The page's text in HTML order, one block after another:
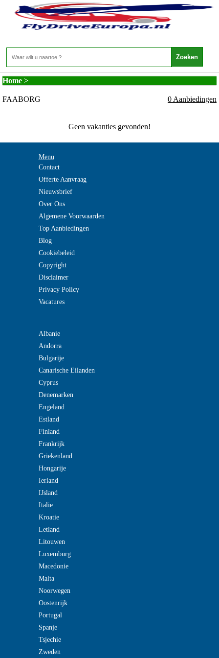
Denemarken - ZUID DENEMARKEN -
Home >
FAABORG 0 Aanbiedingen
Geen vakanties gevonden!
Menu
Contact
Offerte Aanvraag
Nieuwsbrief
Over Ons
Algemene Voorwaarden
Top Aanbiedingen
Blog
Cookiebeleid
Copyright
Disclaimer
Privacy Policy
Vacatures
Albanie
Andorra
Bulgarije
Canarische Eilanden
Cyprus
Denemarken
Engeland
Estland
Finland
Frankrijk
Griekenland
Hongarije
Ierland
IJsland
Italie
Kroatie
Letland
Litouwen
Luxemburg
Macedonie
Malta
Noorwegen
Oostenrijk
Portugal
Spanje
Tsjechie
Zweden